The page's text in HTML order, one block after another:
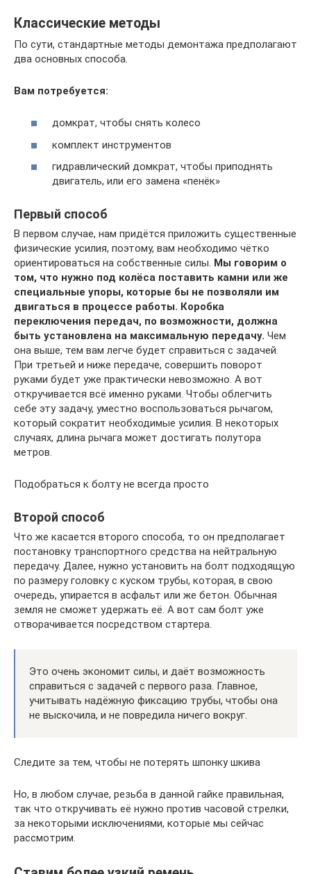
Классические методы
По сути, стандартные методы демонтажа предполагают
два основных способа.
Вам потребуется:
домкрат, чтобы снять колесо
комплект инструментов
гидравлический домкрат, чтобы приподнять
двигатель, или его замена «пенёк»
Первый способ
В первом случае, нам придётся приложить существенные
физические усилия, поэтому, вам необходимо чётко
ориентироваться на собственные силы. Мы говорим о
том, что нужно под колёса поставить камни или же
специальные упоры, которые бы не позволяли им
двигаться в процессе работы. Коробка
переключения передач, по возможности, должна
быть установлена на максимальную передачу. Чем
она выше, тем вам легче будет справиться с задачей.
При третьей и ниже передаче, совершить поворот
руками будет уже практически невозможно. А вот
откручивается всё именно руками. Чтобы облегчить
себе эту задачу, уместно воспользоваться рычагом,
который сократит необходимые усилия. В некоторых
случаях, длина рычага может достигать полутора
метров.
Подобраться к болту не всегда просто
Второй способ
Что же касается второго способа, то он предполагает
постановку транспортного средства на нейтральную
передачу. Далее, нужно установить на болт подходящую
по размеру головку с куском трубы, которая, в свою
очередь, упирается в асфальт или же бетон. Обычная
земля не сможет удержать её. А вот сам болт уже
отворачивается посредством стартера.
Это очень экономит силы, и даёт возможность
справиться с задачей с первого раза. Главное,
учитывать надёжную фиксацию трубы, чтобы она
не выскочила, и не повредила ничего вокруг.
Следите за тем, чтобы не потерять шпонку шкива
Но, в любом случае, резьба в данной гайке правильная,
так что откручивать её нужно против часовой стрелки,
за некоторыми исключениями, которые мы сейчас
рассмотрим.